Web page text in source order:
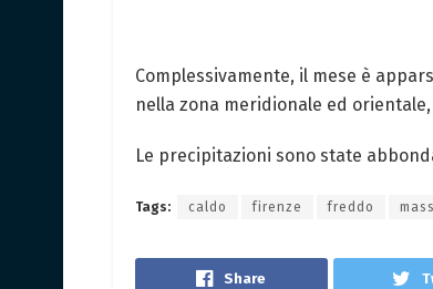
Complessivamente, il mese è
nella zona meridionale ed
Le precipitazioni sono state
Tags: caldo firenze freddo
Share